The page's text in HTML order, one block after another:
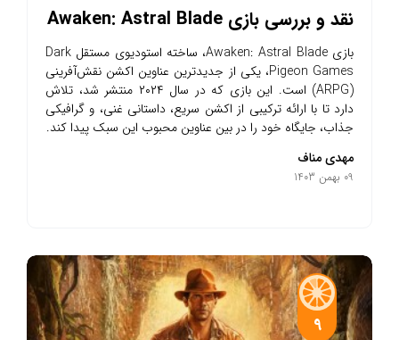
نقد و بررسی بازی Awaken: Astral Blade
بازی Awaken: Astral Blade، ساخته استودیوی مستقل Dark
Pigeon Games، یکی از جدیدترین عناوین اکشن نقش‌آفرینی
(ARPG) است. این بازی که در سال ۲۰۲۴ منتشر شد، تلاش
دارد تا با ارائه ترکیبی از اکشن سریع، داستانی غنی، و گرافیکی
جذاب، جایگاه خود را در بین عناوین محبوب این سبک پیدا کند.
مهدی مناف
09 بهمن 1403
9